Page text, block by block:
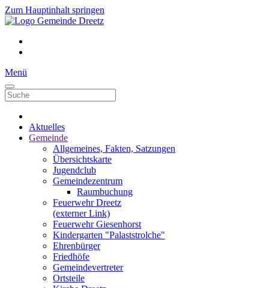
Zum Hauptinhalt springen
Menü
Aktuelles
Gemeinde
Allgemeines, Fakten, Satzungen
Übersichtskarte
Jugendclub
Gemeindezentrum
Raumbuchung
Feuerwehr Dreetz
(externer Link)
Feuerwehr Giesenhorst
Kindergarten "Palaststrolche"
Ehrenbürger
Friedhöfe
Gemeindevertreter
Ortsteile